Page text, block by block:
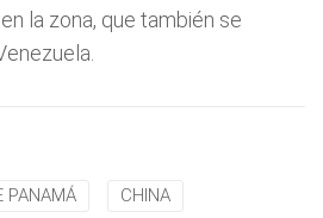
la zona, que también se
PANAMÁ CHINA